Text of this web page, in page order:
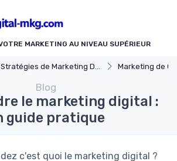
MARKETING AU NIVEAU SUPÉRIEUR
Stratégies de Marketing Digital Marketing de
Blog
le marketing digital :
guide pratique
c'est quoi le marketing digital ?
des cookies